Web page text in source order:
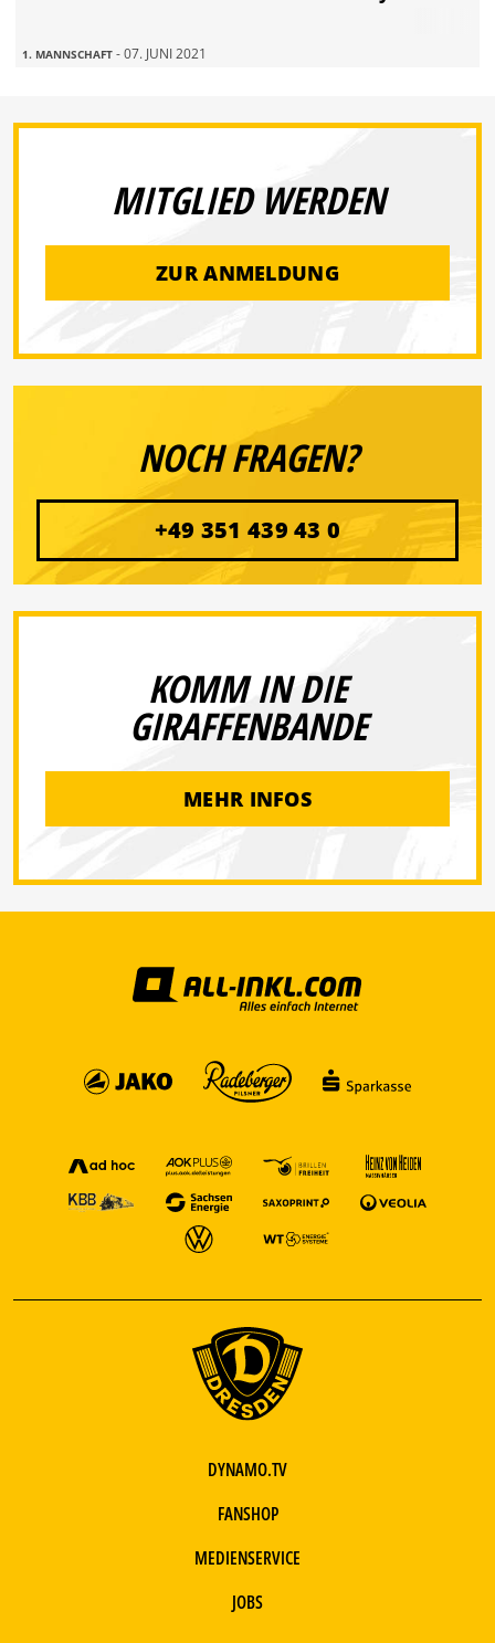
1. MANNSCHAFT - 07. JUNI 2021
MITGLIED WERDEN
ZUR ANMELDUNG
NOCH FRAGEN?
+49 351 439 43 0
KOMM IN DIE
GIRAFFENBANDE
MEHR INFOS
DYNAMO.TV
FANSHOP
MEDIENSERVICE
JOBS